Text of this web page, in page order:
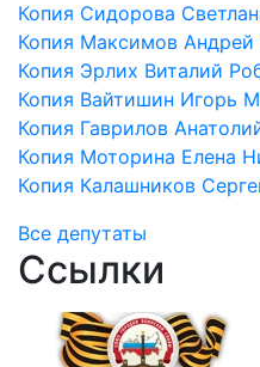
Копия Сидорова
Копия Максимов Андрей
Копия Эрлих Виталий
Копия Вайтишин Игорь
Копия Гаврилов
Копия Моторина Елена
Копия Калашников
Все депутаты
Ссылки